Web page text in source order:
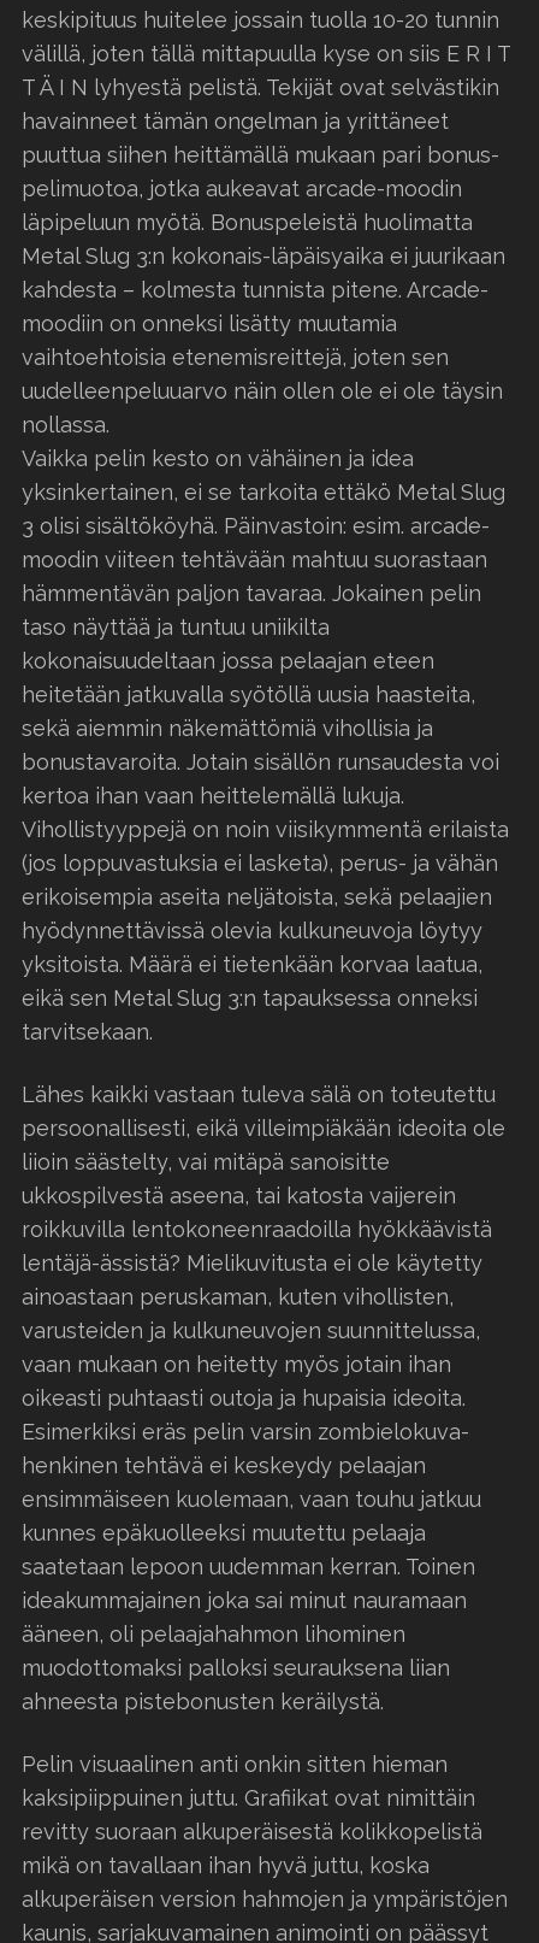
keskipituus huitelee jossain tuolla 10-20 tunnin
välillä, joten tällä mittapuulla kyse on siis E R I T
T Ä I N lyhyestä pelistä. Tekijät ovat selvästikin
havainneet tämän ongelman ja yrittäneet
puuttua siihen heittämällä mukaan pari bonus-
pelimuotoa, jotka aukeavat arcade-moodin
läpipeluun myötä. Bonuspeleistä huolimatta
Metal Slug 3:n kokonais-läpäisyaika ei juurikaan
kahdesta – kolmesta tunnista pitene. Arcade-
moodiin on onneksi lisätty muutamia
vaihtoehtoisia etenemisreittejä, joten sen
uudelleenpeluuarvo näin ollen ole ei ole täysin
nollassa.
Vaikka pelin kesto on vähäinen ja idea
yksinkertainen, ei se tarkoita ettäkö Metal Slug
3 olisi sisältököyhä. Päinvastoin: esim. arcade-
moodin viiteen tehtävään mahtuu suorastaan
hämmentävän paljon tavaraa. Jokainen pelin
taso näyttää ja tuntuu uniikilta
kokonaisuudeltaan jossa pelaajan eteen
heitetään jatkuvalla syötöllä uusia haasteita,
sekä aiemmin näkemättömiä vihollisia ja
bonustavaroita. Jotain sisällön runsaudesta voi
kertoa ihan vaan heittelemällä lukuja.
Vihollistyyppejä on noin viisikymmentä erilaista
(jos loppuvastuksia ei lasketa), perus- ja vähän
erikoisempia aseita neljätoista, sekä pelaajien
hyödynnettävissä olevia kulkuneuvoja löytyy
yksitoista. Määrä ei tietenkään korvaa laatua,
eikä sen Metal Slug 3:n tapauksessa onneksi
tarvitsekaan.
Lähes kaikki vastaan tuleva sälä on toteutettu
persoonallisesti, eikä villeimpiäkään ideoita ole
liioin säästelty, vai mitäpä sanoisitte
ukkospilvestä aseena, tai katosta vaijerein
roikkuvilla lentokoneenraadoilla hyökkäävistä
lentäjä-ässistä? Mielikuvitusta ei ole käytetty
ainoastaan peruskaman, kuten vihollisten,
varusteiden ja kulkuneuvojen suunnittelussa,
vaan mukaan on heitetty myös jotain ihan
oikeasti puhtaasti outoja ja hupaisia ideoita.
Esimerkiksi eräs pelin varsin zombielokuva-
henkinen tehtävä ei keskeydy pelaajan
ensimmäiseen kuolemaan, vaan touhu jatkuu
kunnes epäkuolleeksi muutettu pelaaja
saatetaan lepoon uudemman kerran. Toinen
ideakummajainen joka sai minut nauramaan
ääneen, oli pelaajahahmon lihominen
muodottomaksi palloksi seurauksena liian
ahneesta pistebonusten keräilystä.
Pelin visuaalinen anti onkin sitten hieman
kaksipiippuinen juttu. Grafiikat ovat nimittäin
revitty suoraan alkuperäisestä kolikkopelistä
mikä on tavallaan ihan hyvä juttu, koska
alkuperäisen version hahmojen ja ympäristöjen
kaunis, sarjakuvamainen animointi on päässyt